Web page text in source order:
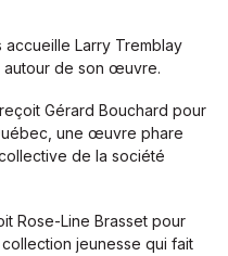
accueille Larry Tremblay
autour de son œuvre.
Gérard Bouchard pour
une œuvre phare
de la société
Rose-Line Brasset pour
jeunesse qui fait